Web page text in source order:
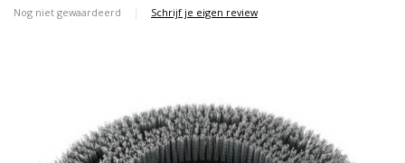
Nog niet gewaardeerd | Schrijf je eigen review